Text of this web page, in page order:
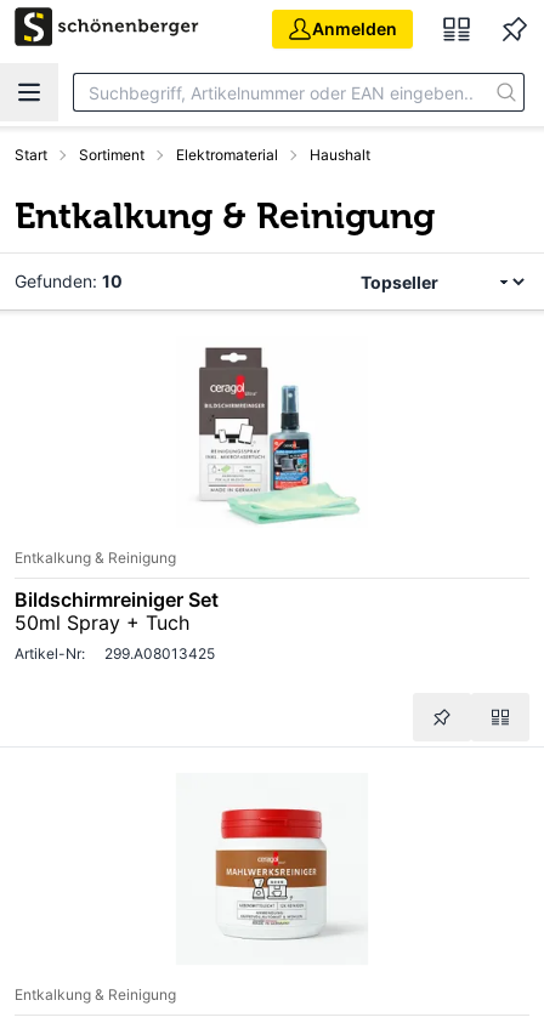
Zum Hauptinhalt springen
Anmelden
Start Sortiment Elektromaterial Haushalt
Entkalkung & Reinigung
Gefunden: 10
Entkalkung & Reinigung
Bildschirmreiniger Set
50ml Spray + Tuch
Artikel-Nr: 299.A08013425
Entkalkung & Reinigung